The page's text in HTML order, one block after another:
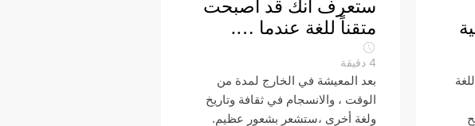
ستعرف أنك قد أصبحت
متقناً للغة عندما ….
4 دقيقة
بعد المعيشة في الخارج لمدة من
الوقت ، والانسجام في ثقافة وتاريخ
ولغة أخرى ،ستشعر بشعور عظيم.